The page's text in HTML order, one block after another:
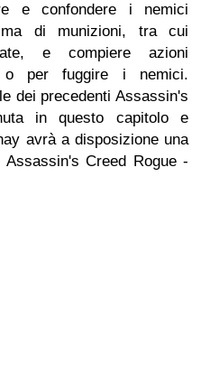
e confondere i nemici
di munizioni, tra cui
e compiere azioni
o per fuggire i nemici.
dei precedenti Assassin's
in questo capitolo e
avrà a disposizione una
Assassin's Creed Rogue -